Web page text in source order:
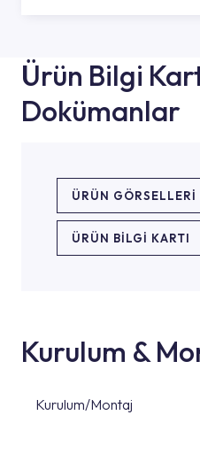
Ürün Bilgi
Dokümanlar
ÜRÜN
ÜRÜN BILGI KARTI
Kurulum &
Kurulum/Montaj